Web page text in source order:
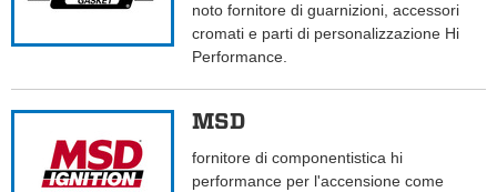
noto fornitore di guarnizioni, accessori
cromati e parti di personalizzazione Hi
Performance.
MSD
fornitore di componentistica hi
performance per l'accensione come